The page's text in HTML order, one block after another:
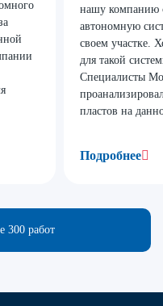
нашу компанию
автономную
своем участке.
для такой
Специалисты
пластов на
Подробнее
300 работ